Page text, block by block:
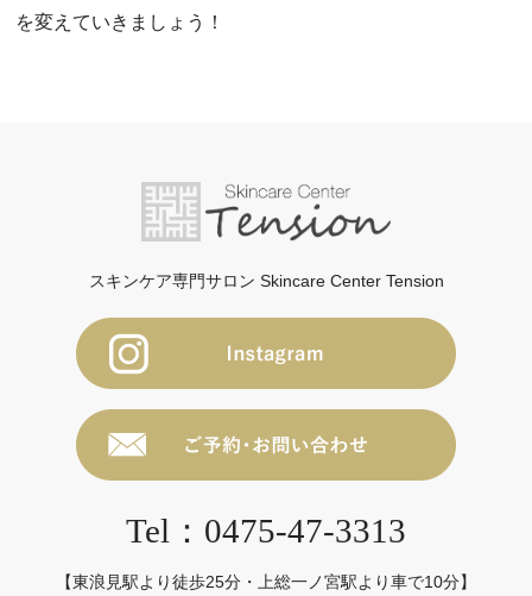
を変えていきましょう！
スキンケア専門サロン Skincare Center Tension
Tel：0475-47-3313
【東浪見駅より徒歩25分・上総一ノ宮駅より車で10分】